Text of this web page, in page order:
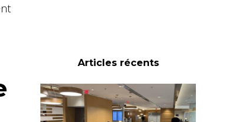
Articles récents